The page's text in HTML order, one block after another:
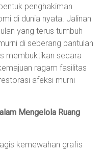
penghakiman
di dunia nyata. Jalinan
yang terus tumbuh
di seberang pantulan
membuktikan secara
ragam fasilitas
afeksi murni
Mengelola Ruang
kemewahan grafis